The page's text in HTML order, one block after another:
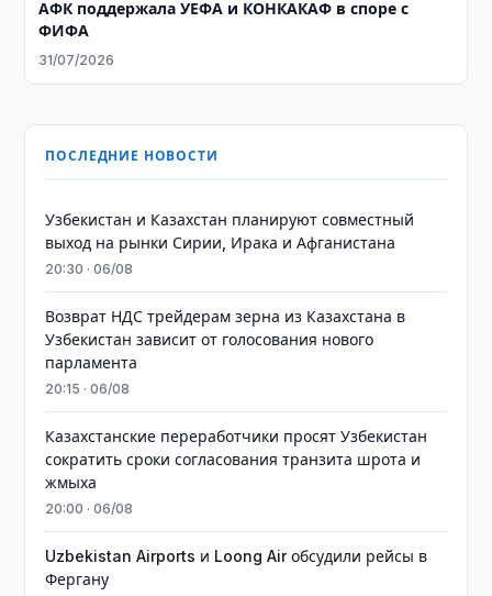
АФК поддержала УЕФА и КОНКАКАФ в споре с
ФИФА
31/07/2026
ПОСЛЕДНИЕ НОВОСТИ
Узбекистан и Казахстан планируют совместный
выход на рынки Сирии, Ирака и Афганистана
20:30 · 06/08
Возврат НДС трейдерам зерна из Казахстана в
Узбекистан зависит от голосования нового
парламента
20:15 · 06/08
Казахстанские переработчики просят Узбекистан
сократить сроки согласования транзита шрота и
жмыха
20:00 · 06/08
Uzbekistan Airports и Loong Air обсудили рейсы в
Фергану